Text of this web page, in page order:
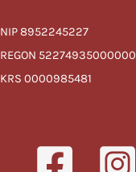
NIP 8952245227
REGON 52274935000000
KRS 0000985481